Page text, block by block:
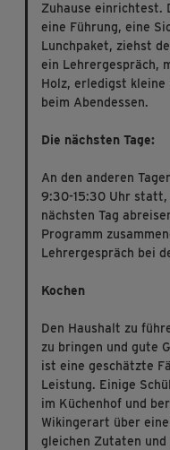
Zuhause einrichtest.
eine Führung, eine
Lunchpaket, ziehst
ein Lehrergespräch,
Holz, erledigst kleine
beim Abendessen.
Die nächsten Tage:
An den anderen
9:30-15:30 Uhr statt,
nächsten Tag
Programm
Lehrergespräch bei
Kochen
Den Haushalt zu
zu bringen und gute
ist eine geschätzte
Leistung. Einige
im Küchenhof und
Wikingerart über
gleichen Zutaten und